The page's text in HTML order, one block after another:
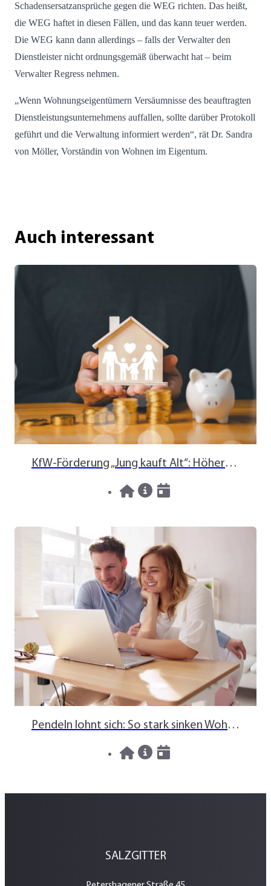
Schadensersatzansprüche gegen die WEG richten. Das heißt,
die WEG haftet in diesen Fällen, und das kann teuer werden.
Die WEG kann dann allerdings – falls der Verwalter den
Dienstleister nicht ordnungsgemäß überwacht hat – beim
Verwalter Regress nehmen.
„Wenn Wohnungseigentümern Versäumnisse des beauftragten
Dienstleistungsunternehmens auffallen, sollte darüber Protokoll
geführt und die Verwaltung informiert werden“, rät Dr. Sandra
von Möller, Vorständin von Wohnen im Eigentum.
Auch interessant
KfW-Förderung „Jung kauft Alt“: Höhere Kredite ab August 2026
News
06.08.2026
Pendeln lohnt sich: So stark sinken Wohnungspreise im Umland
News
30.07.2026
SALZGITTER